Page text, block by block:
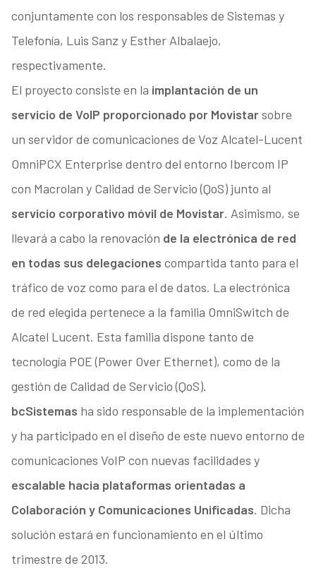
conjuntamente con los responsables de Sistemas y
Telefonía, Luis Sanz y Esther Albalaejo,
respectivamente.
El proyecto consiste en la implantación de un
servicio de VoIP proporcionado por Movistarsobre
un servidor de comunicaciones de Voz Alcatel-Lucent
OmniPCX Enterprise dentro del entorno Ibercom IP
con Macrolan y Calidad de Servicio (QoS) junto al
servicio corporativo móvil de Movistar. Asimismo, se
llevará a cabo la renovación de la electrónica de red
en todas sus delegaciones compartida tanto para el
tráfico de voz como para el de datos. La electrónica
de red elegida pertenece a la familia OmniSwitch de
Alcatel Lucent. Esta familia dispone tanto de
tecnología POE (Power Over Ethernet), como de la
gestión de Calidad de Servicio (QoS).
bcSistemas ha sido responsable de la implementación
y ha participado en el diseño de este nuevo entorno de
comunicaciones VoIP con nuevas facilidades y
escalable hacia plataformas orientadas a
Colaboración y Comunicaciones Unificadas. Dicha
solución estará en funcionamiento en el último
trimestre de 2013.